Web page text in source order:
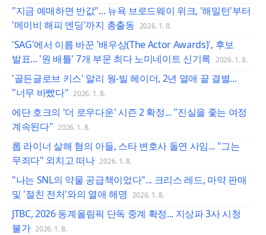
"지금 예매하면 반값"... 뉴욕 브로드웨이 위크, '해밀턴'부터
'메이비 해피 엔딩'까지 총출동 2026. 1. 8.
'SAG'에서 이름 바꾼 '배우상(The Actor Awards)', 후보
발표... '원 배틀' 7개 부문 최다 노미네이트 신기록 2026. 1. 8.
'골든글로브 키스' 알리 웡-빌 헤이더, 2년 열애 끝 결별...
"너무 바빴다" 2026. 1. 8.
에단 호크의 '더 로우다운' 시즌 2 확정... "진실을 좇는 여정
계속된다" 2026. 1. 8.
롭 라이너 살해 혐의 아들, 스타 변호사 돌연 사임... "그는
무죄다" 외치고 떠나 2026. 1. 8.
"나는 SNL의 약물 공급책이었다"... 크리스 레드, 마약 판매
및 '절친 전처'와의 열애 해명 2026. 1. 8.
JTBC, 2026 동계올림픽 단독 중계 확정... 지상파 3사 시청
불가 2026. 1. 8.